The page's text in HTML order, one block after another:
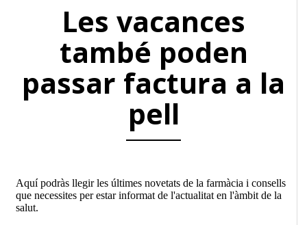
Les vacances
també poden
passar factura a la
pell
Aquí podràs llegir les últimes novetats de la farmàcia i consells
que necessites per estar informat de l'actualitat en l'àmbit de la
salut.